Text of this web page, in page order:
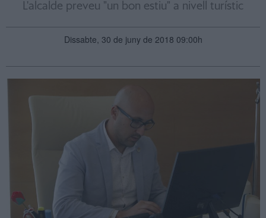
L'alcalde preveu "un bon estiu" a nivell turístic
Dissabte, 30 de juny de 2018 09:00h